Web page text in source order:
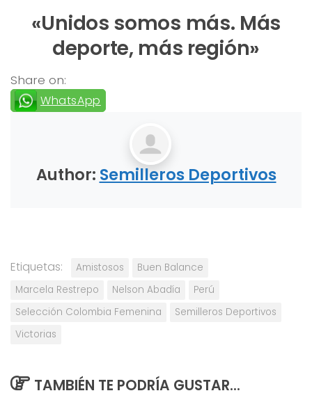
«Unidos somos más. Más
deporte, más región»
Share on:
WhatsApp
Author: Semilleros Deportivos
Etiquetas: Amistosos
Buen Balance
Marcela Restrepo
Nelson Abadía
Perú
Selección Colombia Femenina
Semilleros Deportivos
Victorias
TAMBIÉN TE PODRÍA GUSTAR...